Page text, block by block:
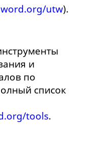
utw).
и
по
список
tools.